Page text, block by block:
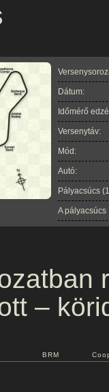
Dátum:
Időmérő
Versenytáv:
Mód:
Autó:
Pályacsúcs
A pályacsúcs
–
BRM